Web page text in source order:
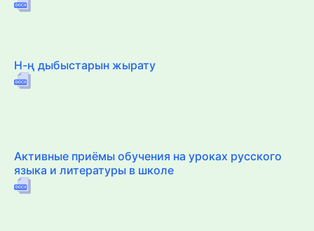
Н-ң дыбыстарын жырату
Активные приёмы обучения на уроках русского
языка и литературы в школе